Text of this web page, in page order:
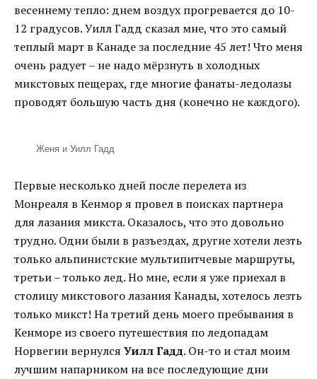
весеннему тепло: днем воздух прогревается до 10-
12 градусов. Уилл Гадд сказал мне, что это самый
теплый март в Канаде за последние 45 лет! Что меня
очень радует – не надо мёрзнуть в холодных
микстовых пещерах, где многие фанаты-ледолазы
проводят большую часть дня (конечно не каждого).
Женя и Уилл Гадд
Первые несколько дней после перелета из
Монреаля в Кенмор я провел в поисках партнера
для лазания микста. Оказалось, что это довольно
трудно. Одни были в разъездах, другие хотели лезть
только альпинистские мультипитчевые маршруты,
третьи – только лед. Но мне, если я уже приехал в
столицу микстового лазания Канады, хотелось лезть
только микст! На третий день моего пребывания в
Кенморе из своего путешествия по ледопадам
Норвегии вернулся Уилл Гадд. Он-то и стал моим
лучшим напарником на все последующие дни